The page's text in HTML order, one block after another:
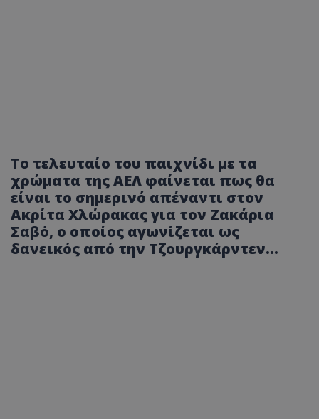
Το τελευταίο του παιχνίδι με τα
χρώματα της ΑΕΛ φαίνεται πως θα
είναι το σημερινό απέναντι στον
Ακρίτα Χλώρακας για τον Ζακάρια
Σαβό, ο οποίος αγωνίζεται ως
δανεικός από την Τζουργκάρντεν...